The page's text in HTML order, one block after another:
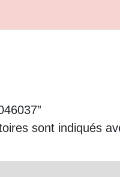
sont indiqués